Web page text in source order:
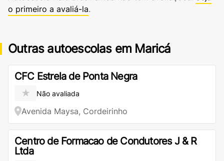
o primeiro a avaliá-la.
Outras autoescolas em Maricá
CFC Estrela de Ponta Negra
★ Não avaliada
Avenida Maysa, Cordeirinho
Centro de Formacao de Condutores J & R
Ltda